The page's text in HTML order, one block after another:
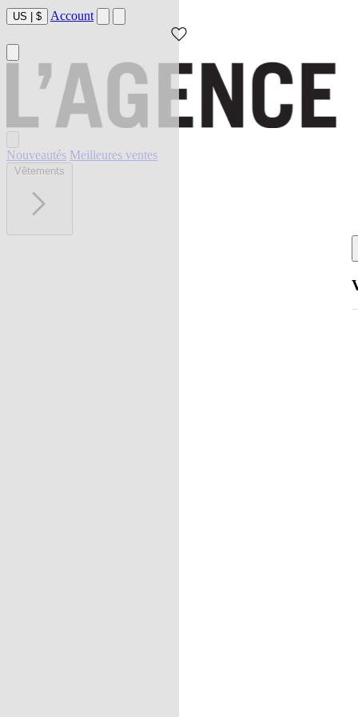
US $ Account
Nouveautés Meilleures ventes
Vêtements